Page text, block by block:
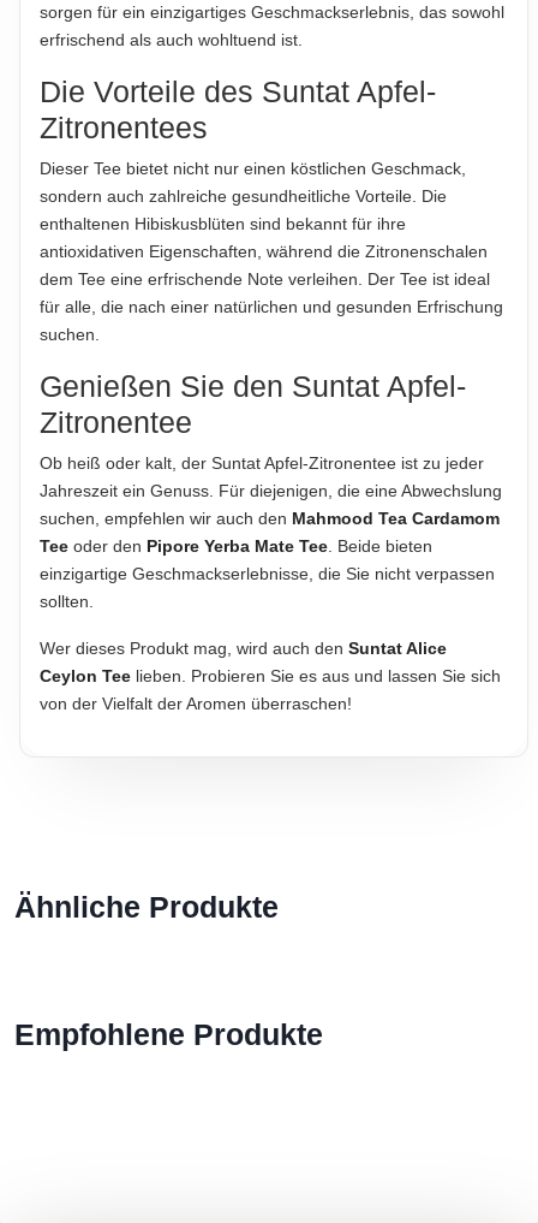
Das Produktdesign kann von der Abbildung abweichen.
300g
350g
HERSTELLER
Suntat Gıda Sanayi ve Ticaret A.Ş.
IMPORTEUR
Suntat GmbH
Hinweis zur Haftung: Für die vorstehenden Angaben wird keine Haftung
übernommen. Bitte prüfen Sie die Angaben auf der jeweiligen
sorgen für ein einzigartiges Geschmackserlebnis, das sowohl
erfrischend als auch wohltuend ist.
Die Vorteile des Suntat Apfel-
Zitronentees
Dieser Tee bietet nicht nur einen köstlichen Geschmack,
sondern auch zahlreiche gesundheitliche Vorteile. Die
enthaltenen Hibiskusblüten sind bekannt für ihre
antioxidativen Eigenschaften, während die Zitronenschalen
dem Tee eine erfrischende Note verleihen. Der Tee ist ideal
für alle, die nach einer natürlichen und gesunden Erfrischung
suchen.
Genießen Sie den Suntat Apfel-
Zitronentee
Ob heiß oder kalt, der Suntat Apfel-Zitronentee ist zu jeder
Jahreszeit ein Genuss. Für diejenigen, die eine Abwechslung
suchen, empfehlen wir auch den Mahmood Tea Cardamom
Tee oder den Pipore Yerba Mate Tee . Beide bieten
einzigartige Geschmackserlebnisse, die Sie nicht verpassen
sollten.
Wer dieses Produkt mag, wird auch den Suntat Alice
Ceylon Tee lieben. Probieren Sie es aus und lassen Sie sich
von der Vielfalt der Aromen überraschen!
Ähnliche Produkte
Empfohlene Produkte